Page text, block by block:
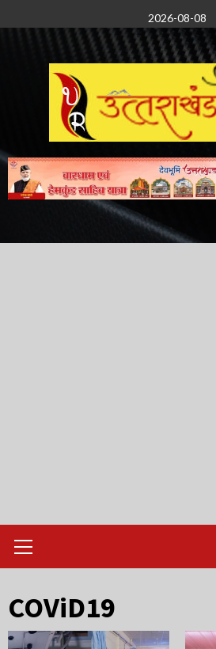
to
2026-08-08
Menu
COViD19